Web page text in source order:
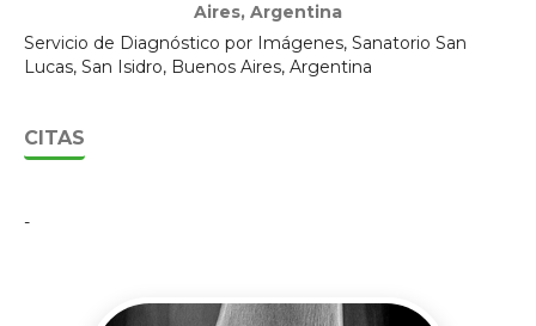
Aires, Argentina
Servicio de Diagnóstico por Imágenes, Sanatorio San
Lucas, San Isidro, Buenos Aires, Argentina
CITAS
-